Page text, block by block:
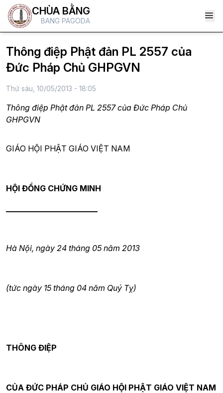
CHÙA BẰNG
BANG PAGODA
Thông điệp Phật đản PL 2557 của
Đức Pháp Chủ GHPGVN
Thứ sáu, 10/05/2013 - 18:05
Thông điệp Phật đản PL 2557 của Đức Pháp Chủ
GHPGVN
GIÁO HỘI PHẬT GIÁO VIỆT NAM
HỘI ĐỒNG CHỨNG MINH
Hà Nội, ngày 24 tháng 05 năm 2013
(tức ngày 15 tháng 04 năm Quý Tỵ)
THÔNG ĐIỆP
CỦA ĐỨC PHÁP CHỦ GIÁO HỘI PHẬT GIÁO VIỆT NAM